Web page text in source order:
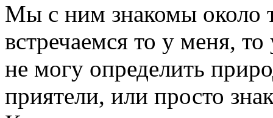
Мы с ним знакомы около
встречаемся то у меня,
не могу определить
приятели, или просто